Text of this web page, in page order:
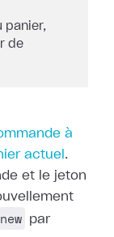
panier,
de
à
actuel .
et le jeton
new
par